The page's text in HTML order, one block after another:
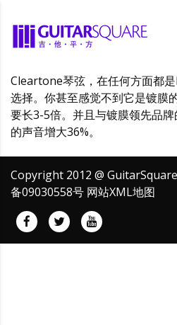
Cleartone琴弦，在任何方面都
选择。你甚至感觉不到它是镀膜
要长3-5倍。并且与镀膜领先品
的声音增大36%。
Copyright 2012 @
备09030558号 网站XML地图